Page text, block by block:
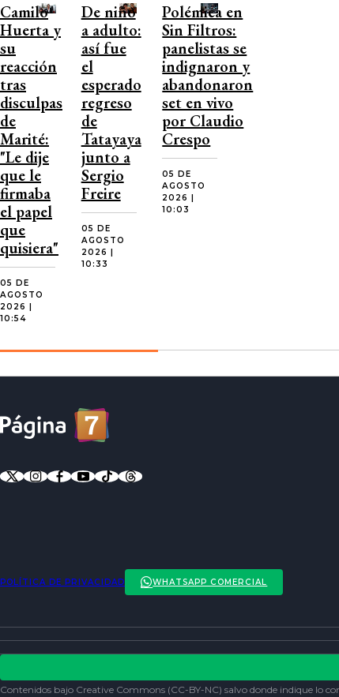
Camilo
Huerta y
su
reacción
tras
disculpas
de
Marité:
"Le dije
que le
firmaba
el papel
que
quisiera"
05 DE
AGOSTO
2026 |
10:54
De niño
a adulto:
así fue
el
esperado
regreso
de
Tatayaya
junto a
Sergio
Freire
05 DE
AGOSTO
2026 |
10:33
Polémica en
Sin Filtros:
panelistas se
indignaron y
abandonaron
set en vivo
por Claudio
Crespo
05 DE
AGOSTO
2026 |
10:03
POLÍTICA DE PRIVACIDAD WHATSAPP COMERCIAL
ACTUALIDAD
REDES SOCIALES
POLÍTICA DE PRIVACIDAD
Contenidos bajo Creative Commons (CC-BY-NC) salvo donde indique lo